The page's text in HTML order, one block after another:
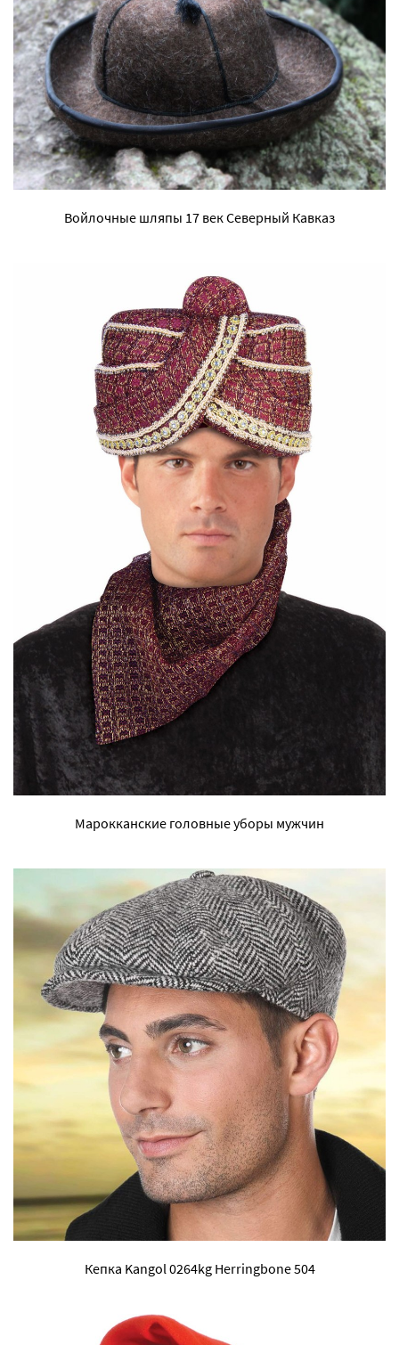
Войлочные шляпы 17 век Северный Кавказ
Марокканские головные уборы мужчин
Кепка Kangol 0264kg Herringbone 504